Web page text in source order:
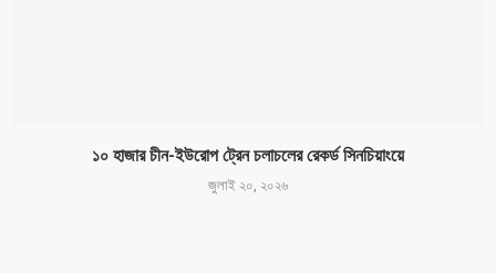
১০ হাজার চীন-ইউরোপ ট্রেন চলাচলের রেকর্ড সিনচিয়াংয়ে
জুলাই ২০, ২০২৬